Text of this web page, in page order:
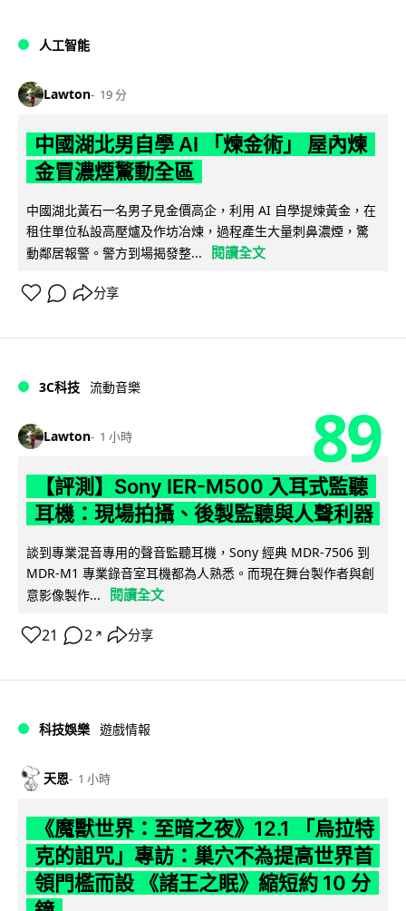
人工智能
Lawton 19 分
中國湖北男自學 AI 「煉金術」 屋內煉
金冒濃煙驚動全區
中國湖北黃石一名男子見金價高企，利用 AI 自學提煉黃金，在
租住單位私設高壓爐及作坊冶煉，過程產生大量刺鼻濃煙，驚
動鄰居報警。警方到場揭發整...
閱讀全文
分享
3C科技 流動音樂
Lawton 1 小時 89
【評測】Sony IER-M500 入耳式監聽
耳機：現場拍攝、後製監聽與人聲利器
談到專業混音專用的聲音監聽耳機，Sony 經典 MDR-7506 到
MDR-M1 專業錄音室耳機都為人熟悉。而現在舞台製作者與創
意影像製作...
閱讀全文
21 2 ↗ 分享
科技娛樂 遊戲情報
天恩 1 小時
《魔獸世界：至暗之夜》12.1 「烏拉特
克的詛咒」專訪：巢穴不為提高世界首
領門檻而設 《諸王之眠》縮短約 10 分